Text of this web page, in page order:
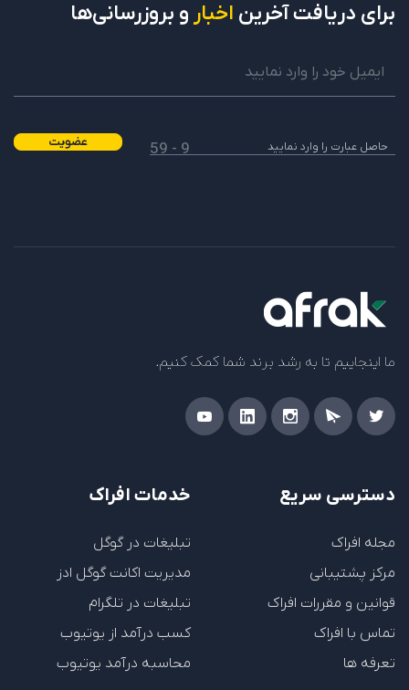
برای دریافتآخرین اخبار و بروزرسانی‌ها
9 - 59 عضویت
ما اینجاییم تا به رشد برند شما کمک کنیم.
دسترسی سریع
مجله افراک
مرکز پشتیبانی
قوانین و مقررات افراک
تماس با افراک
تعرفه ها
خدمات افراک
تبلیغات در گوگل
مدیریت اکانت گوگل ادز
تبلیغات در تلگرام
کسب درآمد از یوتیوب
محاسبه درآمد یوتیوب